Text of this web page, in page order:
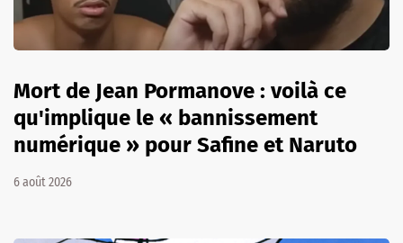
Mort de Jean Pormanove : voilà ce
qu'implique le « bannissement
numérique » pour Safine et Naruto
6 août 2026